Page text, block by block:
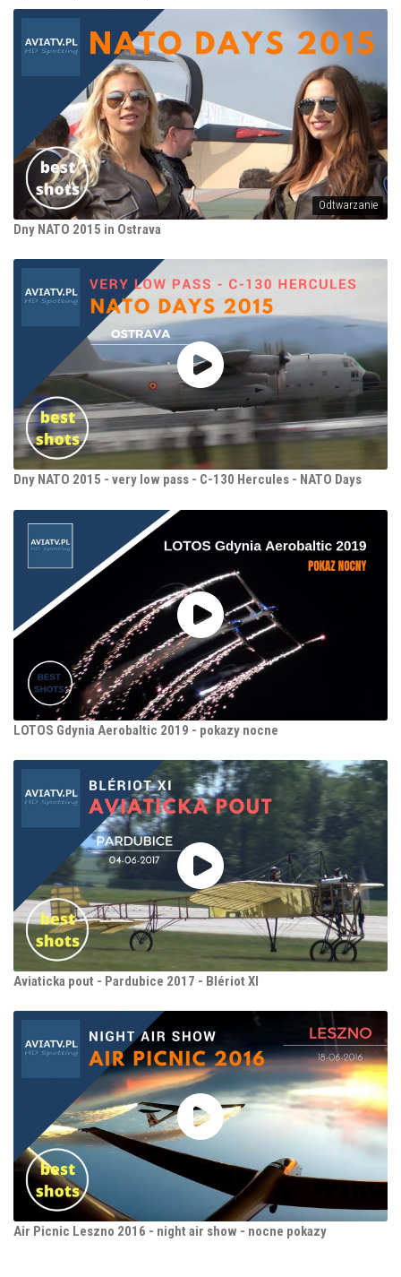
Odtwarzanie
Dny NATO 2015 in Ostrava
Dny NATO 2015 - very low pass - C-130 Hercules - NATO Days
LOTOS Gdynia Aerobaltic 2019 - pokazy nocne
Aviaticka pout - Pardubice 2017 - Blériot XI
Air Picnic Leszno 2016 - night air show - nocne pokazy